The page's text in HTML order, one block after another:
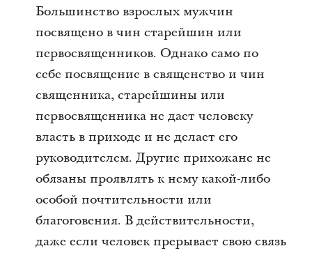
Большинство взрослых мужчин
посвящено в чин старейшин или
первосвященников. Однако само по
себе посвящение в священство и чин
священника, старейшины или
первосвященника не дает человеку
власть в приходе и не делает его
руководителем. Другие прихожане не
обязаны проявлять к нему какой-либо
особой почтительности или
благоговения. В действительности,
даже если человек прерывает свою связь